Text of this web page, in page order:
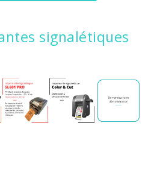
signalétiques